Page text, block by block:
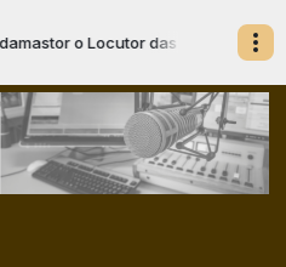
o Locutor das 05:00 às